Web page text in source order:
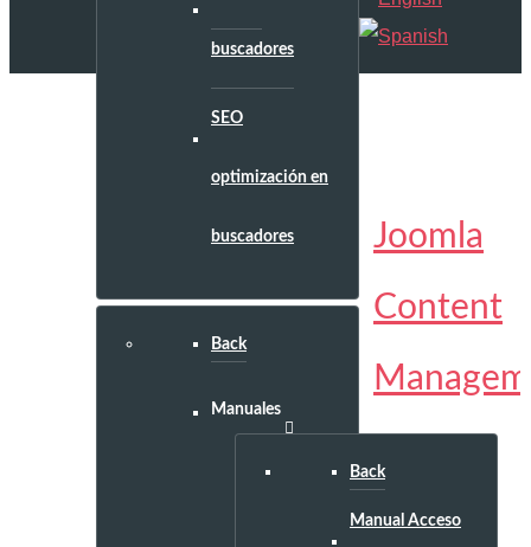
buscadores
SEO
optimización en
buscadores
Back
Manuales
Back
Manual Acceso
Joomla
Content
CATEGORÍA: